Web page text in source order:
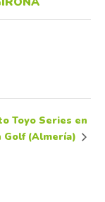
Toyo Series en
Golf (Almería)